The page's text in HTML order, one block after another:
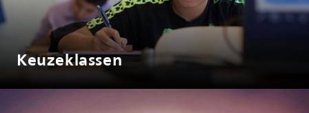
Keuzeklassen